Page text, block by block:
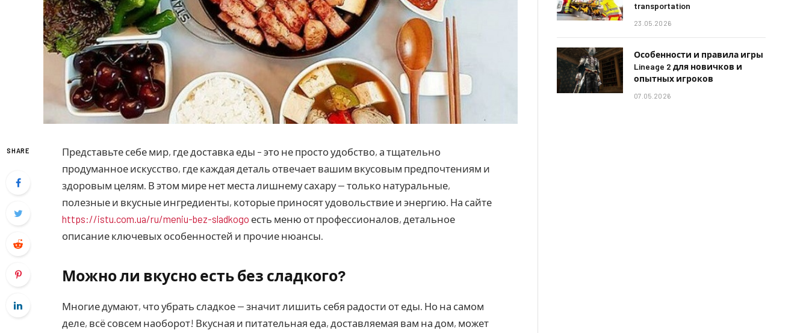
SHARE
Представьте себе мир, где доставка еды – это не просто удобство, а тщательно
продуманное искусство, где каждая деталь отвечает вашим вкусовым предпочтениям и
здоровым целям. В этом мире нет места лишнему сахару — только натуральные,
полезные и вкусные ингредиенты, которые приносят удовольствие и энергию. На сайте
https://istu.com.ua/ru/meniu-bez-sladkogo есть меню от профессионалов, детальное
описание ключевых особенностей и прочие нюансы.
Можно ли вкусно есть без сладкого?
Многие думают, что убрать сладкое — значит лишить себя радости от еды. Но на самом
деле, всё совсем наоборот! Вкусная и питательная еда, доставляемая вам на дом, может
transportation
23.05.2026
Особенности и правила игры
Lineage 2 для новичков и
опытных игроков
07.05.2026